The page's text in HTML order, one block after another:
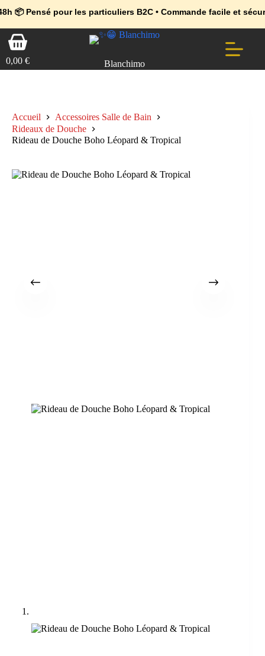
pour les particuliers B2C • Commande facile et sécurisé 🧑‍🚀
🔥 Déjà adopté par les pros 👉 Passez en Espace Pro B2B 📦
💼 Offres réservées aux professionnels 🚀 Rejoignez l’Espace Pro
PasserPanier
d’achat
0,00 € Blanchimo
Accueil
Accessoires Salle de Bain
Rideaux de Douche
Rideau de Douche Boho Léopard & Tropical